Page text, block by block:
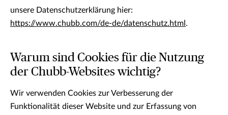
unsere Datenschutzerklärung hier:
https://www.chubb.com/de-de/datenschutz.html .
Warum sind Cookies für die Nutzung
der Chubb-Websites wichtig?
Wir verwenden Cookies zur Verbesserung der
Funktionalität dieser Website und zur Erfassung von